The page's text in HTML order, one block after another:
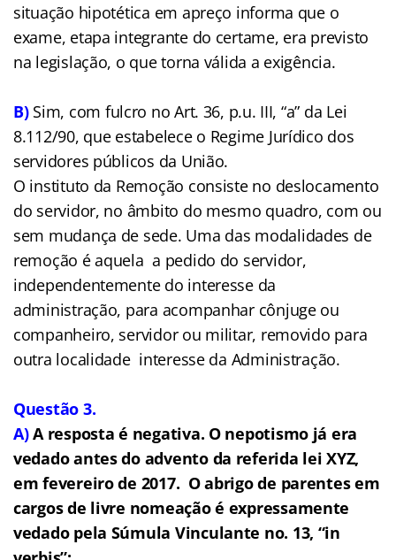
situação hipotética em apreço informa que o
exame, etapa integrante do certame, era previsto
na legislação, o que torna válida a exigência.
B) Sim, com fulcro no Art. 36, p.u. III, “a” da Lei
8.112/90, que estabelece o Regime Jurídico dos
servidores públicos da União.
O instituto da Remoção consiste no deslocamento
do servidor, no âmbito do mesmo quadro, com ou
sem mudança de sede. Uma das modalidades de
remoção é aquela a pedido do servidor,
independentemente do interesse da
administração, para acompanhar cônjuge ou
companheiro, servidor ou militar, removido para
outra localidade interesse da Administração.
Questão 3.
A)A resposta é negativa. O nepotismo já era
vedado antes do advento da referida lei XYZ,
em fevereiro de 2017. O abrigo de parentes em
cargos de livre nomeação é expressamente
vedado pela Súmula Vinculante no. 13, “in